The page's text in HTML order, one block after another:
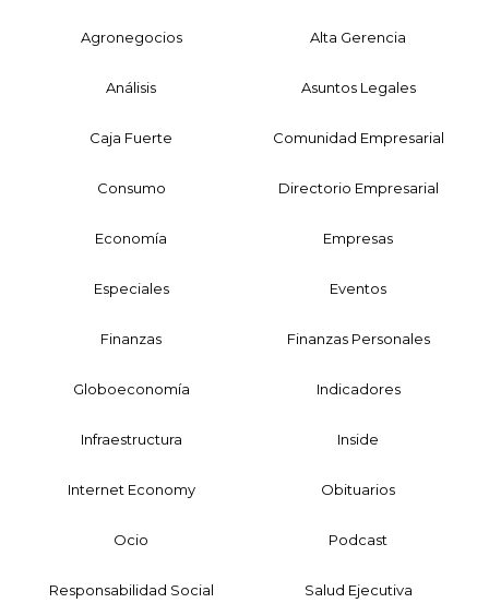
Agronegocios Alta Gerencia
Análisis Asuntos Legales
Caja Fuerte Comunidad Empresarial
Consumo Directorio Empresarial
Economía Empresas
Especiales Eventos
Finanzas Finanzas Personales
Globoeconomía Indicadores
Infraestructura Inside
Internet Economy Obituarios
Ocio Podcast
Responsabilidad Social Salud Ejecutiva